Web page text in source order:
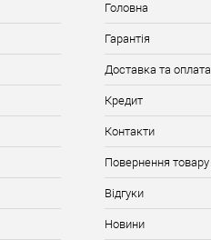
Головна
Гарантія
Доставка та оплата
Кредит
Контакти
Повернення товару
Відгуки
Новини